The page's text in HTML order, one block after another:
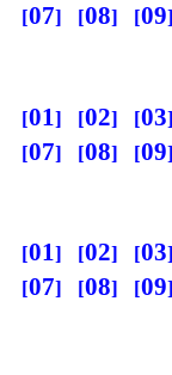
07
08 09
01 02 03
07
08 09
01 02 03
07
08 09